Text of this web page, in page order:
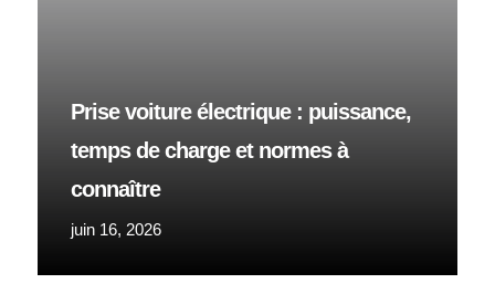
Prise voiture électrique : puissance,
temps de charge et normes à
connaître
juin 16, 2026